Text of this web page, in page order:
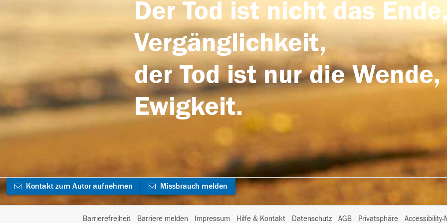
Der Tod ist nicht das
Vergänglichkeit,
der Tod ist nur die
Ewigkeit.
Kontakt zum Autor aufnehmen Missbrauch melden
Barrierefreiheit Barriere melden Impressum Hilfe & Kontakt Datenschutz AGB Privatsphäre I